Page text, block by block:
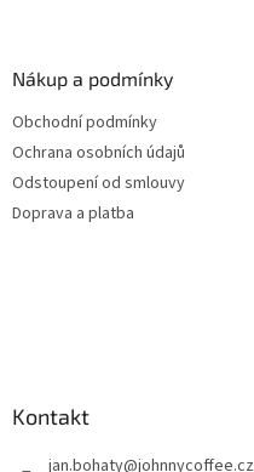
Nákup a podmínky
Obchodní podmínky
Ochrana osobních údajů
Odstoupení od smlouvy
Doprava a platba
Kontakt
jan.bohaty@johnnycoffee.cz